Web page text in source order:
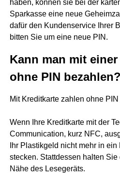
haben, können sie bei der
Sparkasse eine neue
dafür den Kundenservice Ihrer
bitten Sie um eine neue PIN.
Kann man mit
ohne PIN bezahlen?
Mit Kreditkarte zahlen ohne
Wenn Ihre Kreditkarte mit der
Communication, kurz NFC,
Ihr Plastikgeld nicht mehr in
stecken. Stattdessen halten
Nähe des Lesegeräts.